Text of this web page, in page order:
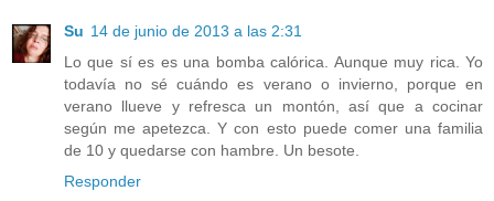
Su 14 de junio de 2013 a las 2:31
Lo que sí es es una bomba calórica. Aunque muy rica. Yo
todavía no sé cuándo es verano o invierno, porque en
verano llueve y refresca un montón, así que a cocinar
según me apetezca. Y con esto puede comer una familia
de 10 y quedarse con hambre. Un besote.
Responder